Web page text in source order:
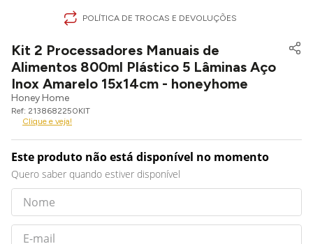
POLÍTICA DE TROCAS E DEVOLUÇÕES
Kit 2 Processadores Manuais de
Alimentos 800ml Plástico 5 Lâminas Aço
Inox Amarelo 15x14cm - honeyhome
Honey Home
2138682250KIT
Clique e veja!
Este produto não está disponível no momento
Quero saber quando estiver disponível